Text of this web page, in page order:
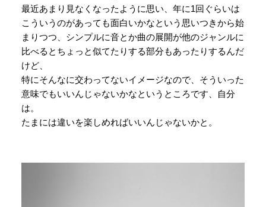
最近あまり見なくなったように思い、年に1回ぐらいは
こういうのがあっても面白いかなという思いつきから始
まりつつ、シンプルに音とか曲の展開が他のジャンルに
比べるとちょっと似てたりする部分もあったりするんだ
けど、
特にそんなに交わってないイメージなので、そういった
意味でもいいんじゃないかなというところです、自分
は。
たまには違いを楽しめればいいんじゃないかと。